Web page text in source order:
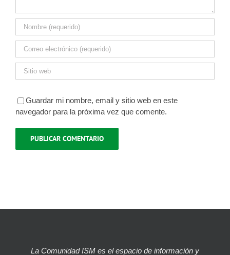
Guardar mi nombre, email y sitio web en este
navegador para la próxima vez que comente.
La Comunidad ISM es el espacio de información y